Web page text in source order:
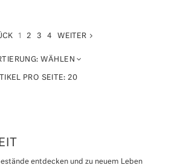
1 2 3 4 WEITER
WÄHLEN
PRO SEITE:20
entdecken und zu neuem Leben